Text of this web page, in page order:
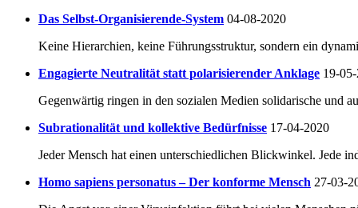
Das Selbst-Organisierende-System 04-08-2020
Keine Hierarchien, keine Führungsstruktur, sondern ein
Engagierte Neutralität statt polarisierender Anklage 19-
Gegenwärtig ringen in den sozialen Medien solidarische und
Subrationalität und kollektive Bedürfnisse 17-04-2020
Jeder Mensch hat einen unterschiedlichen Blickwinkel. Jede
Homo sapiens personatus – Der konforme Mensch 27-03-